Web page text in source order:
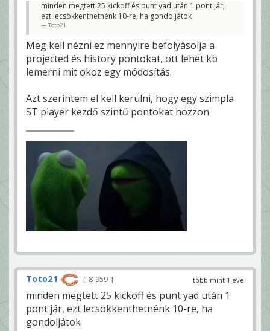
minden megtett 25 kickoff és punt yad után 1 pont jár,
ezt lecsökkenthetnénk 10-re, ha gondoljátok
Toto21
Meg kell nézni ez mennyire befolyásolja a
projected és history pontokat, ott lehet kb
lemerni mit okoz egy módosítás.
Azt szerintem el kell kerülni, hogy egy szimpla
ST player kezdő szintű pontokat hozzon
több mint 1 éve
Toto21 8 959
minden megtett 25 kickoff és punt yad után 1
pont jár, ezt lecsökkenthetnénk 10-re, ha
gondoljátok